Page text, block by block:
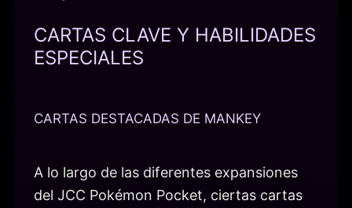
CARTAS CLAVE Y HABILIDADES
ESPECIALES
CARTAS DESTACADAS DE MANKEY
A lo largo de las diferentes expansiones
del JCC Pokémon Pocket, ciertas cartas